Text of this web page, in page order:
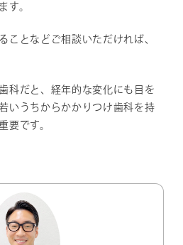
す。
ことなどご相談いただければ、
科だと、経年的な変化にも目を
いうちからかかりつけ歯科を持
要です。